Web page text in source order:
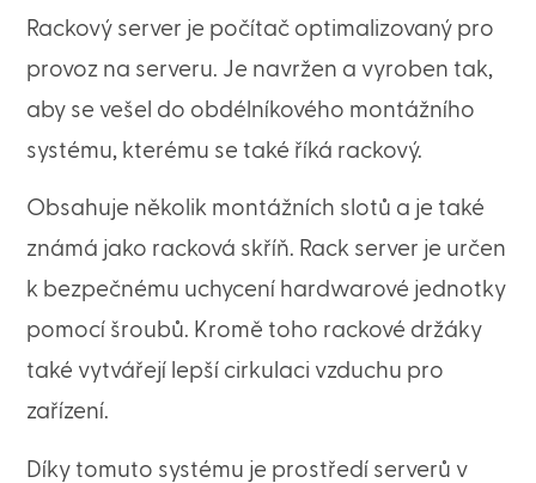
Rackový server je počítač optimalizovaný pro
provoz na serveru. Je navržen a vyroben tak,
aby se vešel do obdélníkového montážního
systému, kterému se také říká rackový.
Obsahuje několik montážních slotů a je také
známá jako racková skříň. Rack server je určen
k bezpečnému uchycení hardwarové jednotky
pomocí šroubů. Kromě toho rackové držáky
také vytvářejí lepší cirkulaci vzduchu pro
zařízení.
Díky tomuto systému je prostředí serverů v